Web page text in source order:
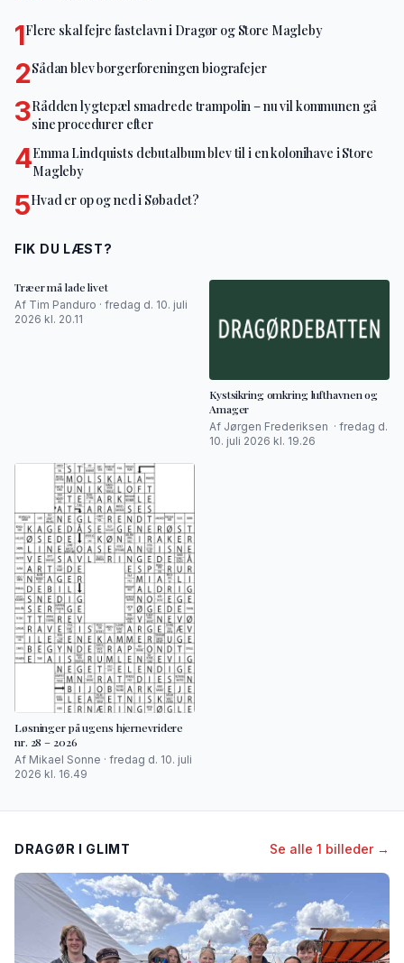
1Flere skal fejre fastelavn i Dragør og Store Magleby
2Sådan blev borgerforeningen biografejer
3Rådden lygtepæl smadrede trampolin – nu vil kommunen gå
sine procedurer efter
4Emma Lindquists debutalbum blev til i en kolonihave i Store
Magleby
5Hvad er op og ned i Søbadet?
FIK DU LÆST?
Træer må lade livet
Af Tim Panduro · fredag d. 10. juli
2026 kl. 20.11
Kystsikring omkring lufthavnen og
Amager
Af Jørgen Frederiksen · fredag d.
10. juli 2026 kl. 19.26
Løsninger på ugens hjernevridere
nr. 28 – 2026
Af Mikael Sonne · fredag d. 10. juli
2026 kl. 16.49
DRAGØR I GLIMT Se alle 1 billeder →